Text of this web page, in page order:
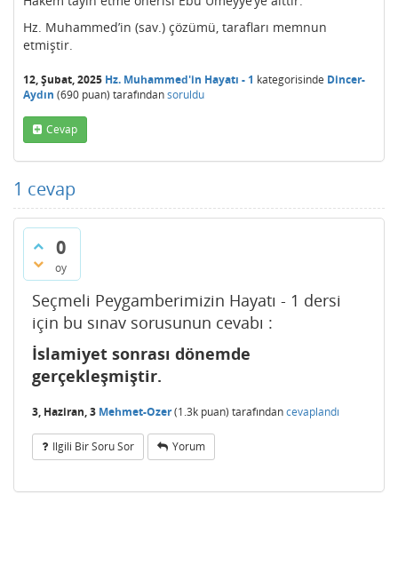
Hz. Muhammed’in (sav.) çözümü, tarafları memnun
etmiştir.
12, Şubat, 2025 Hz. Muhammed'in Hayatı - 1 kategorisinde Dincer-
Aydın (690 puan) tarafındansoruldu
Cevap
1 cevap
0
oy
Seçmeli Peygamberimizin Hayatı - 1 dersi
için bu sınav sorusunun cevabı :
İslamiyet sonrası dönemde
gerçekleşmiştir.
3, Haziran, 3 Mehmet-Ozer(1.3k puan) tarafındancevaplandı
Ilgili Bir Soru Sor Yorum